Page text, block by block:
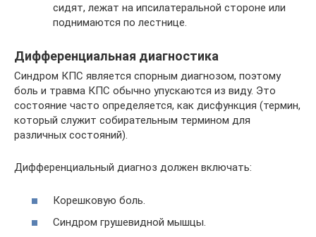
сидят, лежат на ипсилатеральной стороне или
поднимаются по лестнице.
Дифференциальная диагностика
Синдром КПС является спорным диагнозом, поэтому
боль и травма КПС обычно упускаются из виду. Это
состояние часто определяется, как дисфункция (термин,
который служит собирательным термином для
различных состояний).
Дифференциальный диагноз должен включать:
Корешковую боль.
Синдром грушевидной мышцы.